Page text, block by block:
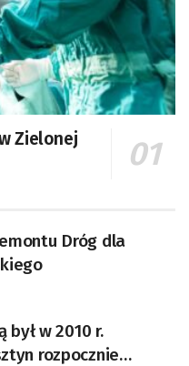
Zielonej
Dróg dla
w 2010 r.
rozpocznie